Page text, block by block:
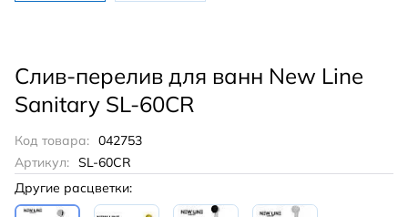
Слив-перелив для ванн New Line
Sanitary SL-60CR
Код товара: 042753
Артикул: SL-60CR
Другие расцветки: